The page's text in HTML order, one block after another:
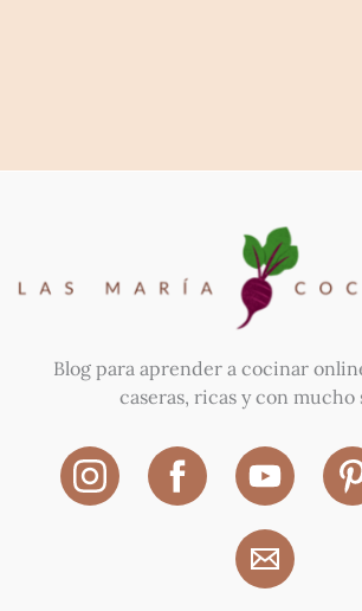
Blog para aprender a cocinar
caseras, ricas y con mucho